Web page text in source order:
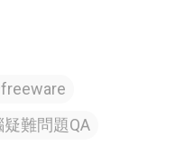
疑難問題QA